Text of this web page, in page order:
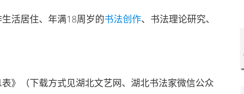
活居住、年满18周岁的书法创作、书法理论研究、
》（下载方式见湖北文艺网、湖北书法家微信公众